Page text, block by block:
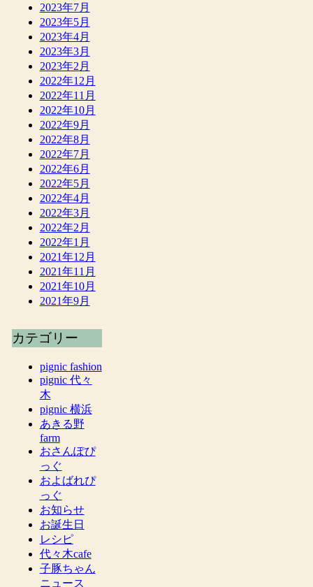
2023年7月
2023年5月
2023年4月
2023年3月
2023年2月
2022年12月
2022年11月
2022年10月
2022年9月
2022年8月
2022年7月
2022年6月
2022年5月
2022年4月
2022年3月
2022年2月
2022年1月
2021年12月
2021年11月
2021年10月
2021年9月
カテゴリー
pignic fashion
pignic 代々
木
pignic 横浜
あきる野
farm
おさんぽぴ
っぐ
およばれぴ
っぐ
お知らせ
お誕生日
レシピ
代々木cafe
子豚ちゃん
ニュース